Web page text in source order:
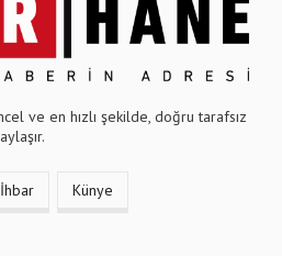
ve en hızlı şekilde, doğru tarafsız
Künye